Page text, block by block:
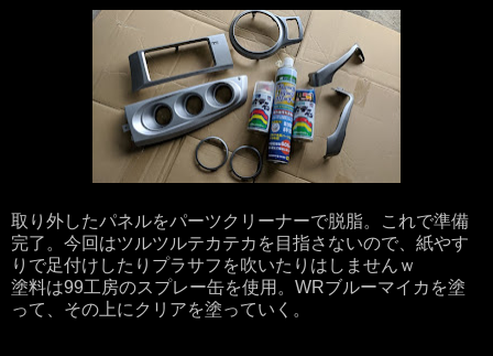
取り外したパネルをパーツクリーナーで脱脂。これで準備
完了。今回はツルツルテカテカを目指さないので、紙やす
りで足付けしたりプラサフを吹いたりはしませんｗ
塗料は99工房のスプレー缶を使用。WRブルーマイカを塗
って、その上にクリアを塗っていく。